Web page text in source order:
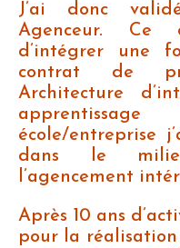
J’ai donc
Agenceur. Ce
d’intégrer une
contrat de
Architecture
école/entreprise
dans le
l’agencement
Après 10 ans
pour la réalisation